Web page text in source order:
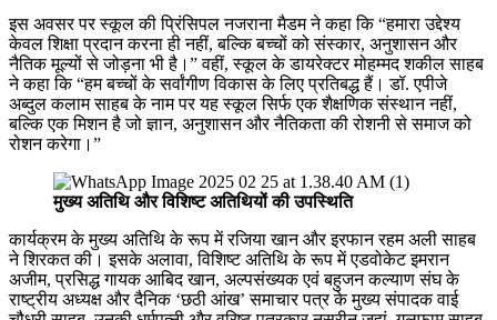
इस अवसर पर स्कूल की प्रिंसिपल नजराना मैडम ने कहा कि “हमारा उद्देश्य
केवल शिक्षा प्रदान करना ही नहीं, बल्कि बच्चों को संस्कार, अनुशासन और
नैतिक मूल्यों से जोड़ना भी है।” वहीं, स्कूल के डायरेक्टर मोहम्मद शकील साहब
ने कहा कि “हम बच्चों के सर्वांगीण विकास के लिए प्रतिबद्ध हैं। डॉ. एपीजे
अब्दुल कलाम साहब के नाम पर यह स्कूल सिर्फ एक शैक्षणिक संस्थान नहीं,
बल्कि एक मिशन है जो ज्ञान, अनुशासन और नैतिकता की रोशनी से समाज को
रोशन करेगा।”
मुख्य अतिथि और विशिष्ट अतिथियों की उपस्थिति
कार्यक्रम के मुख्य अतिथि के रूप में रजिया खान और इरफान रहम अली साहब
ने शिरकत की। इसके अलावा, विशिष्ट अतिथि के रूप में एडवोकेट इमरान
अजीम, प्रसिद्ध गायक आबिद खान, अल्पसंख्यक एवं बहुजन कल्याण संघ के
राष्ट्रीय अध्यक्ष और दैनिक ‘छठी आंख’ समाचार पत्र के मुख्य संपादक वाई